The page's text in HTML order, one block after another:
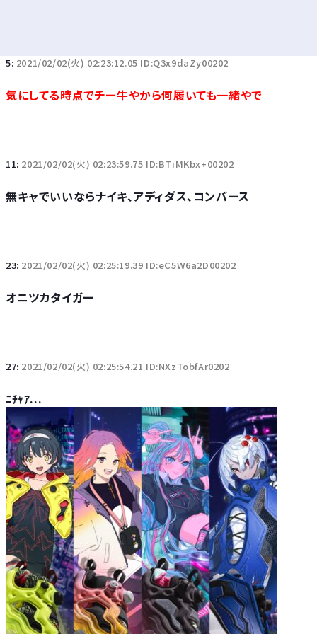
5: 2021/02/02(火) 02:23:12.05 ID:Q3x9daZy00202
気にしてる時点でチー牛やから何履いても一緒やで
11: 2021/02/02(火) 02:23:59.75 ID:BTiMKbx+00202
無キャでいいならナイキ、アディダス、コンバース
23: 2021/02/02(火) 02:25:19.39 ID:eC5W6a2D00202
オニツカタイガー
27: 2021/02/02(火) 02:25:54.21 ID:NXzTobfAr0202
ﾆﾁｬｱ...